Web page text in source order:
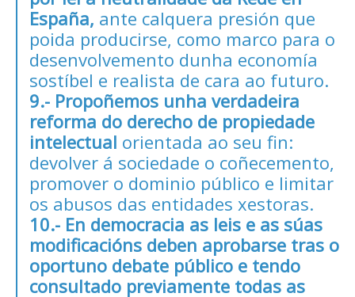
España, ante calquera presión que
poida producirse, como marco para o
desenvolvemento dunha economía
sostíbel e realista de cara ao futuro.
9.- Propoñemos unha verdadeira
reforma do derecho de propiedade
intelectual orientada ao seu fin:
devolver á sociedade o coñecemento,
promover o dominio público e limitar
os abusos das entidades xestoras.
10.- En democracia as leis e as súas
modificacións deben aprobarse tras o
oportuno debate público e tendo
consultado previamente todas as